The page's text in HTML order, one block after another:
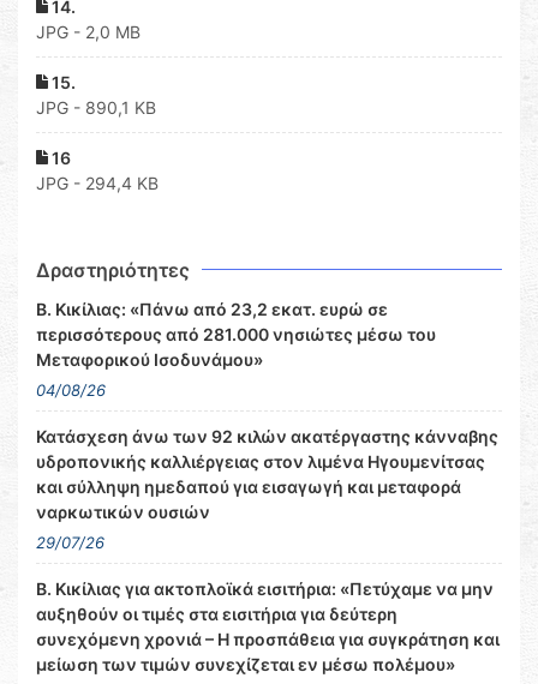
14.
JPG - 2,0 MB
15.
JPG - 890,1 KB
16
JPG - 294,4 KB
Δραστηριότητες
Β. Κικίλιας: «Πάνω από 23,2 εκατ. ευρώ σε
περισσότερους από 281.000 νησιώτες μέσω του
Μεταφορικού Ισοδυνάμου»
04/08/26
Κατάσχεση άνω των 92 κιλών ακατέργαστης κάνναβης
υδροπονικής καλλιέργειας στον λιμένα Ηγουμενίτσας
και σύλληψη ημεδαπού για εισαγωγή και μεταφορά
ναρκωτικών ουσιών
29/07/26
Β. Κικίλιας για ακτοπλοϊκά εισιτήρια: «Πετύχαμε να μην
αυξηθούν οι τιμές στα εισιτήρια για δεύτερη
συνεχόμενη χρονιά – Η προσπάθεια για συγκράτηση και
μείωση των τιμών συνεχίζεται εν μέσω πολέμου»